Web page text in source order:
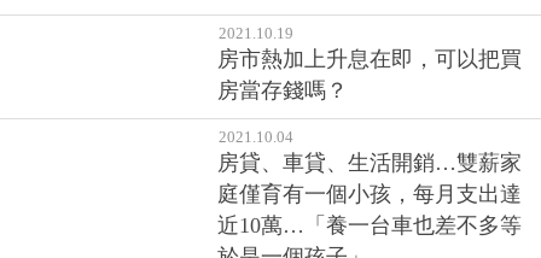
2021.10.19
房市熱加上升息在即，可以把買
房當存錢嗎？
2021.10.04
房貸、車貸、生活開銷…雙薪家
庭僅育有一個小孩，每月支出達
近10萬…「養一台車也差不多等